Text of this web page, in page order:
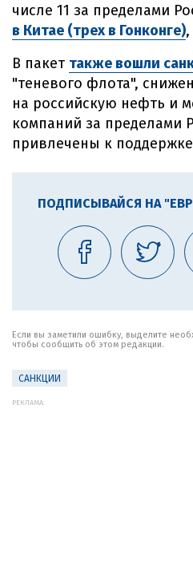
числе 11 за пределами
в Китае (трех в Гонконге)
В пакет также вошли
"теневого флота",
на российскую нефть и
компаний за пределами
привлечены к
ПОДПИСЫВАЙСЯ НА
Если вы заметили ошибку, выделите
чтобы сообщить об этом редакции.
САНКЦИИ
РЕКЛАМА: